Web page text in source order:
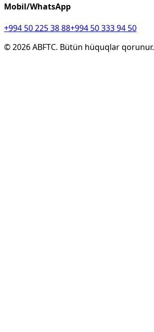
Mobil/WhatsApp
+994 50 225 38 88+994 50 333 94 50
©2026ABFTC. Bütün hüquqlar qorunur.